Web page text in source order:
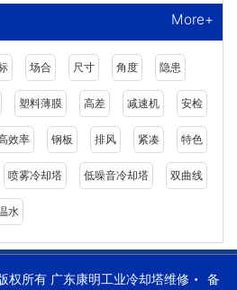
More+
场合 尺寸 角度 隐患
塑料薄膜 高差 减速机 安检
效率 钢板 排风 紧凑 特色
喷雾冷却塔 低噪音冷却塔 双曲线
水
所有 广东康明工业冷却塔维修 备